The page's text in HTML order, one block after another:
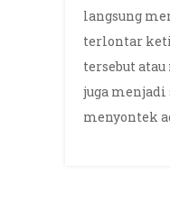
langsung
terlontar
tersebut
juga menjadi
menyontek